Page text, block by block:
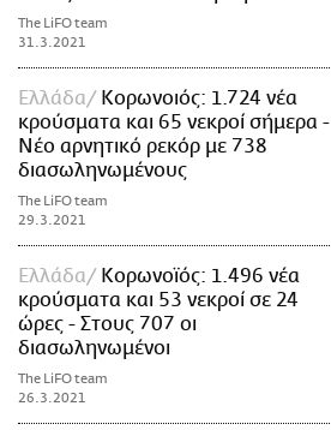
The LiFO team
31.3.2021
Ελλάδα
Κορωνοιός: 1.724 νέα
κρούσματα και 65 νεκροί σήμερα -
Νέο αρνητικό ρεκόρ με 738
διασωληνωμένους
The LiFO team
29.3.2021
Ελλάδα
Κορωνοϊός: 1.496 νέα
κρούσματα και 53 νεκροί σε 24
ώρες - Στους 707 οι
διασωληνωμένοι
The LiFO team
26.3.2021